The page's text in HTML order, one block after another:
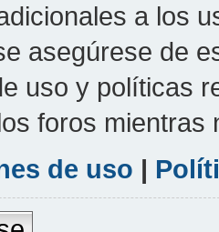
a los
asegúrese de
uso y políticas
foros mientras
de uso |